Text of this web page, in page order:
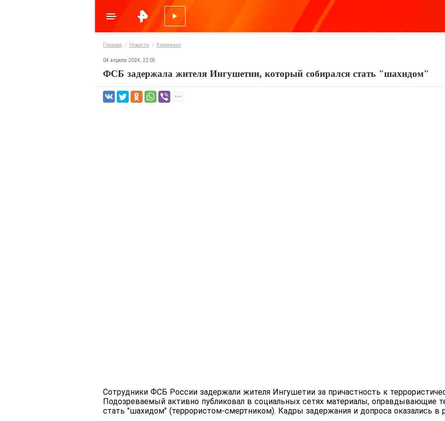
Главная Новости Криминал
04 апреля 2024, 22:05
ФСБ задержала жителя Ингушетии, который собирался стать "шахидом"
Сотрудники ФСБ России задержали жителя Ингушетии за причастность к
Подозреваемый активно публиковал в социальных сетях материалы, оправдывающие
стать "шахидом" (террористом-смертником). Кадры задержания и допроса оказались в